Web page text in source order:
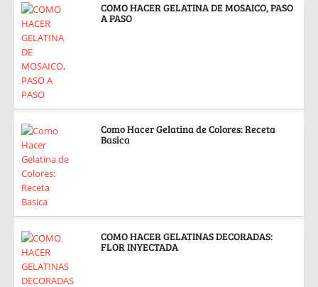
COMO HACER GELATINA DE MOSAICO, PASO
A PASO
Como Hacer Gelatina de Colores: Receta
Basica
COMO HACER GELATINAS DECORADAS:
FLOR INYECTADA